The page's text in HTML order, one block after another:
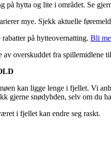
på hytta og lite i området. Se
mye. Sjekk aktuelle
på hytteovernatting. Bli
av overskuddet fra spillemidlene til
kan ligge lenge i fjellet. Vi
gjerne snødybden, selv om du
i fjellet kan endre seg raskt.